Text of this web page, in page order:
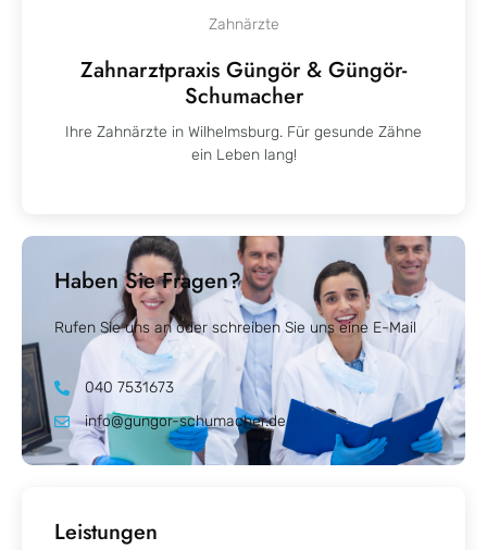
Zahnärzte
Zahnarztpraxis Güngör & Güngör-
Schumacher
Ihre Zahnärzte in Wilhelmsburg. Für gesunde Zähne
ein Leben lang!
Haben Sie Fragen?
Rufen Sie uns an oder schreiben Sie uns eine E-Mail
040 7531673
info@gungor-schumacher.de
Leistungen